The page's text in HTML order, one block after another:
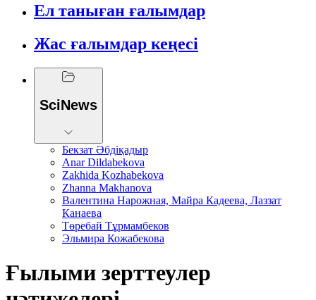
Ел таныған ғалымдар
Жас ғалымдар кеңесі
SciNews
Бекзат Әбдіқадыр
Anar Dildabekova
Zakhida Kozhabekova
Zhanna Makhanova
Валентина Нарожная, Майра Кадеева, Лаззат
Канаева
Төребай Тұрмамбеков
Эльмира Кожабекова
Ғылыми зерттеулер